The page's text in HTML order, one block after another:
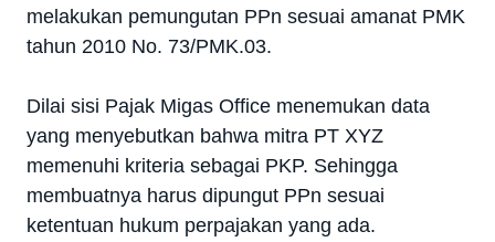
melakukan pemungutan PPn sesuai amanat PMK
tahun 2010 No. 73/PMK.03.
Dilai sisi Pajak Migas Office menemukan data
yang menyebutkan bahwa mitra PT XYZ
memenuhi kriteria sebagai PKP. Sehingga
membuatnya harus dipungut PPn sesuai
ketentuan hukum perpajakan yang ada.